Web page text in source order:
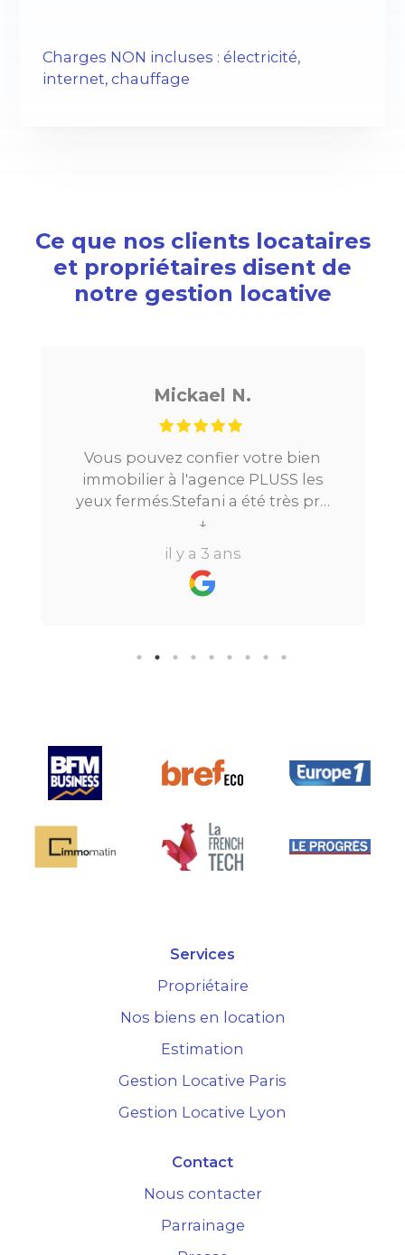
Charges NON incluses : électricité,
internet, chauffage
Ce que nos clients locataires
et propriétaires disent de
notre gestion locative
Mickael N.
Vous pouvez confier votre bien
immobilier à l'agence PLUSS les
yeux fermés.Stefani a été très pro
tout au long du processus.Très
réactive, elle a su répondre à
toutes mes questions en moins de
24h par email ou par
supplémentaire est très bien
↓
il y a 3 ans
Services
Propriétaire
Nos biens en location
Estimation
Gestion Locative Paris
Gestion Locative Lyon
Contact
Nous contacter
Parrainage